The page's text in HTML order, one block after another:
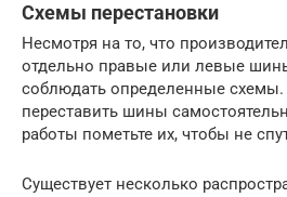
Схемы перестановки
Несмотря на то, что
отдельно правые или левые
соблюдать определенные
переставить шины
работы пометьте их, чтобы не
Существует несколько